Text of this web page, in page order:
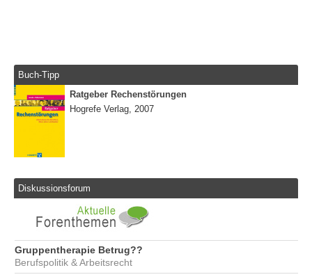
Buch-Tipp
Ratgeber Rechenstörungen
Hogrefe Verlag, 2007
Diskussionsforum
Gruppentherapie Betrug??
Berufspolitik & Arbeitsrecht